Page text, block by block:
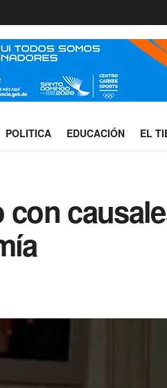
POLITICA EDUCACIÓN EL